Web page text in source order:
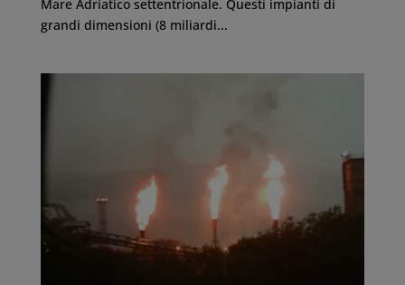
Mare Adriatico settentrionale. Questi impianti di
grandi dimensioni (8 miliardi...